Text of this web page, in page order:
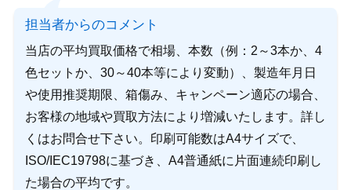
担当者からのコメント
当店の平均買取価格で相場、本数（例：2～3本か、4
色セットか、30～40本等により変動）、製造年月日
や使用推奨期限、箱傷み、キャンペーン適応の場合、
お客様の地域や買取方法により増減いたします。詳し
くはお問合せ下さい。印刷可能数はA4サイズで、
ISO/IEC19798に基づき、A4普通紙に片面連続印刷し
た場合の平均です。